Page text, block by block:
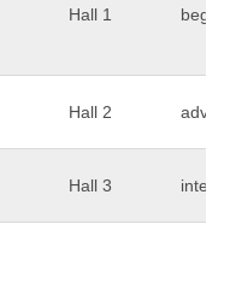
Hall 1
Hall 2
Hall 3